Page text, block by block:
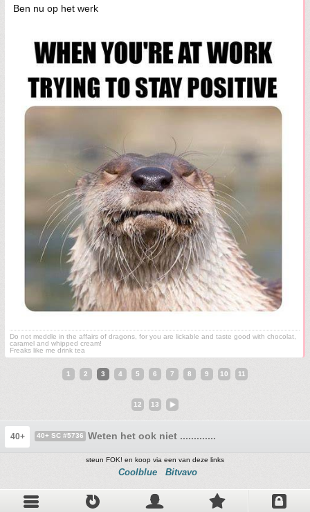
Ben nu op het werk
Do not meddle in the affairs of dragons, for you are lickable and taste good with chocolat,
caramel and whipped cream!
Freaks like me drink tea
1 2 3 4 5 6 7 8 9 10 11
12 13
40+ 40+ SC #5736 Weten het ook niet .............
steun FOK! en koop via een van deze links
Coolblue Bitvavo